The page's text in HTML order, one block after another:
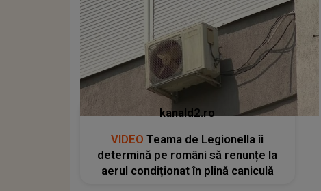
kanald2.ro
VIDEO Teama de Legionella îi
determină pe români să renunțe la
aerul condiționat în plină caniculă